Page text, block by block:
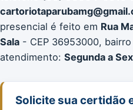
presencial é feito em Rua
Sala - CEP 36953000,
atendimento: Segunda a
Solicite sua certidão